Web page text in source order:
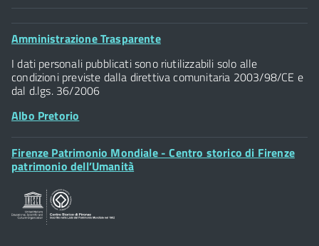
Comune di Firenze
Palazzo Vecchio
Piazza della Signoria - 50122, Firenze
P.IVA 01307110484
Posta Elettronica Certificata
Footer
Amministrazione Trasparente
I dati personali pubblicati sono riutilizzabili solo alle
condizioni previste dalla direttiva comunitaria 2003/98/CE e
dal d.lgs. 36/2006
Albo Pretorio
Footer
Widget
Firenze Patrimonio Mondiale - Centro storico di Firenze
patrimonio dell’Umanità